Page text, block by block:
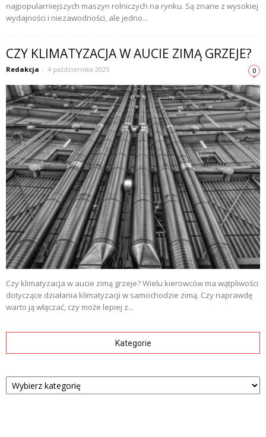
najpopularniejszych maszyn rolniczych na rynku. Są znane z wysokiej
wydajności i niezawodności, ale jedno...
CZY KLIMATYZACJA W AUCIE ZIMĄ GRZEJE?
Redakcja - 4 października 2025 0
Czy klimatyzacja w aucie zimą grzeje? Wielu kierowców ma wątpliwości
dotyczące działania klimatyzacji w samochodzie zimą. Czy naprawdę
warto ją włączać, czy może lepiej z...
Kategorie
Kategorie